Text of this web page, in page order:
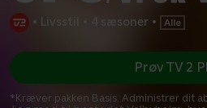
• Livsstil 4 sæsoner •
Prøv TV 2
*Kræver pakken Basis. Administrer dit